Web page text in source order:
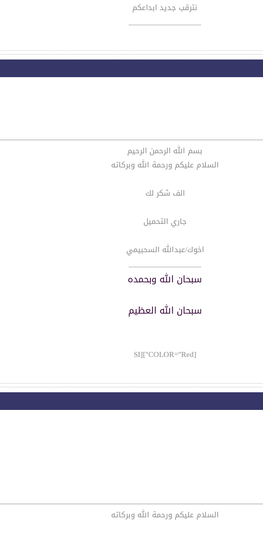
نترقب جديد ابداعكم
__________________
بسم الله الرحمن الرحيم
السلام عليكم ورحمة الله وبركاته
الف شكر لك
جاري التحميل
اخوك/عبدالله السحبيمي
__________________
سبحان الله وبحمده
سبحان الله العظيم
[COLOR="Red"][SI
السلام عليكم ورحمة الله وبركاته